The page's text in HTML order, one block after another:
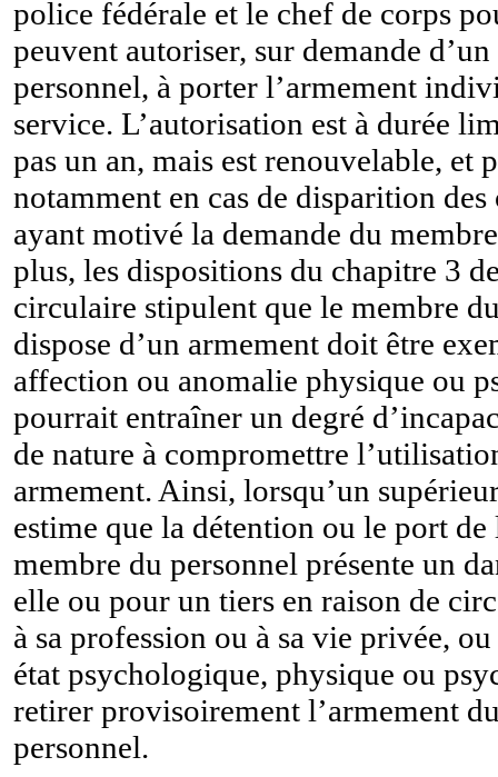
police fédérale et le chef de corps
peuvent autoriser, sur demande
personnel, à porter l’armement
service. L’autorisation est à durée
pas un an, mais est renouvelable, et
notamment en cas de disparition des
ayant motivé la demande du
plus, les dispositions du chapitre 3
circulaire stipulent que le membre
dispose d’un armement doit être
affection ou anomalie physique ou
pourrait entraîner un degré
de nature à compromettre
armement. Ainsi, lorsqu’un
estime que la détention ou le port de
membre du personnel présente un
elle ou pour un tiers en raison de
à sa profession ou à sa vie privée,
état psychologique, physique ou
retirer provisoirement l’armement
personnel.